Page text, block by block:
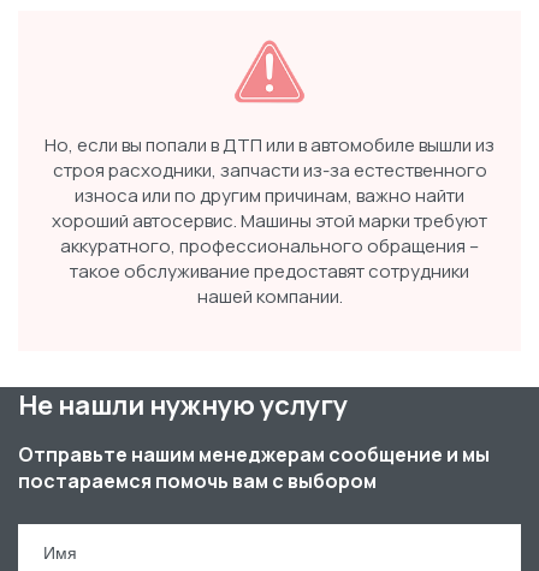
Но, если вы попали в ДТП или в автомобиле вышли из
строя расходники, запчасти из-за естественного
износа или по другим причинам, важно найти
хороший автосервис. Машины этой марки требуют
аккуратного, профессионального обращения –
такое обслуживание предоставят сотрудники
нашей компании.
Не нашли нужную услугу
Отправьте нашим менеджерам сообщение и мы
постараемся помочь вам с выбором